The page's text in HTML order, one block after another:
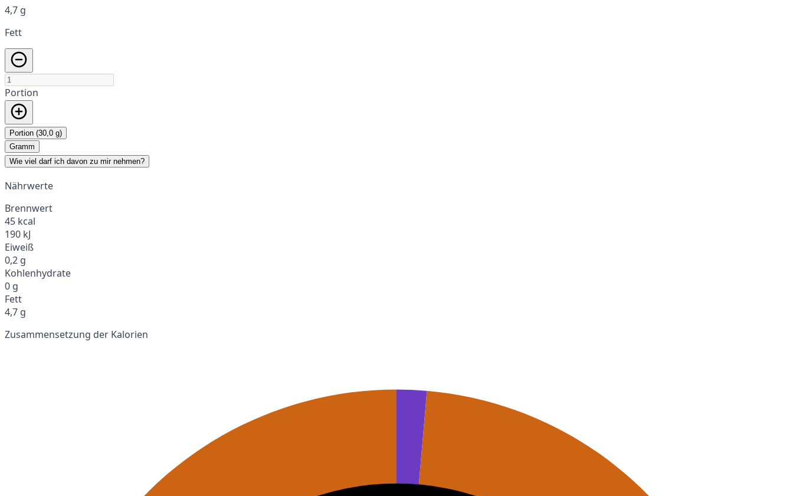
4,7 g
Fett
Portion
Portion (30,0 g)
Gramm
Wie viel darf ich davon zu mir nehmen?
Nährwerte
Brennwert
45 kcal
190 kJ
Eiweiß
0,2 g
Kohlenhydrate
0 g
Fett
4,7 g
Zusammensetzung der Kalorien